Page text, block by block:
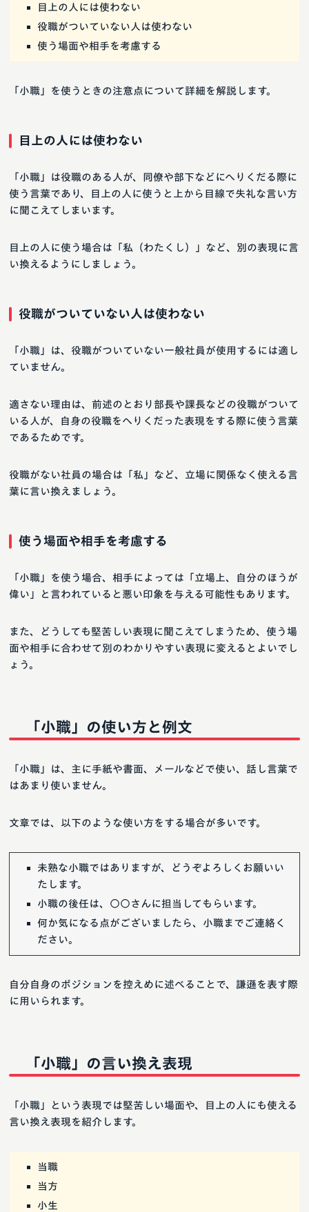
目上の人には使わない
役職がついていない人は使わない
使う場面や相手を考慮する
「小職」を使うときの注意点について詳細を解説します。
目上の人には使わない
「小職」は役職のある人が、同僚や部下などにへりくだる際に
使う言葉であり、目上の人に使うと上から目線で失礼な言い方
に聞こえてしまいます。
目上の人に使う場合は「私（わたくし）」など、別の表現に言
い換えるようにしましょう。
役職がついていない人は使わない
「小職」は、役職がついていない一般社員が使用するには適し
ていません。
適さない理由は、前述のとおり部長や課長などの役職がついて
いる人が、自身の役職をへりくだった表現をする際に使う言葉
であるためです。
役職がない社員の場合は「私」など、立場に関係なく使える言
葉に言い換えましょう。
使う場面や相手を考慮する
「小職」を使う場合、相手によっては「立場上、自分のほうが
偉い」と言われていると悪い印象を与える可能性もあります。
また、どうしても堅苦しい表現に聞こえてしまうため、使う場
面や相手に合わせて別のわかりやすい表現に変えるとよいでし
ょう。
「小職」の使い方と例文
「小職」は、主に手紙や書面、メールなどで使い、話し言葉で
はあまり使いません。
文章では、以下のような使い方をする場合が多いです。
未熟な小職ではありますが、どうぞよろしくお願いい
たします。
小職の後任は、○○さんに担当してもらいます。
何か気になる点がございましたら、小職までご連絡く
ださい。
自分自身のポジションを控えめに述べることで、謙遜を表す際
に用いられます。
「小職」の言い換え表現
「小職」という表現では堅苦しい場面や、目上の人にも使える
言い換え表現を紹介します。
当職
当方
小生